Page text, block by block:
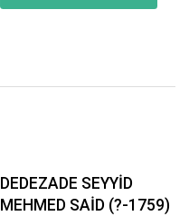
DEDEZADE SEYYİD
MEHMED SAİD (?-1759)